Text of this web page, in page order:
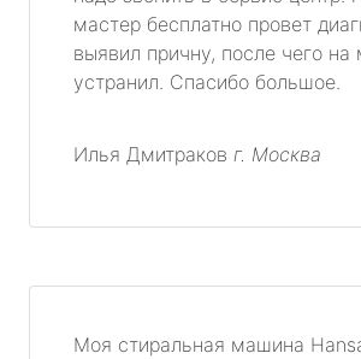
мастер бесплатно провет
выявил причну, после чего на
устранил. Спасибо большое.
Илья Дмитраков г. Москва
Моя стиральная машина